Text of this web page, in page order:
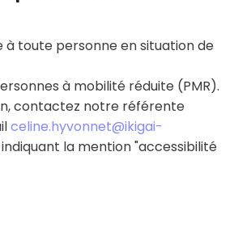
à toute personne en situation de
à mobilité réduite (PMR).
contactez notre référente
celine.hyvonnet@ikigai-
la mention "accessibilité